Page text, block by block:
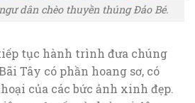
dân chèo thuyền thúng Đảo Bé.
tục hành trình đưa chúng
Tây có phần hoang sơ, có
của các bức ảnh xinh đẹp.